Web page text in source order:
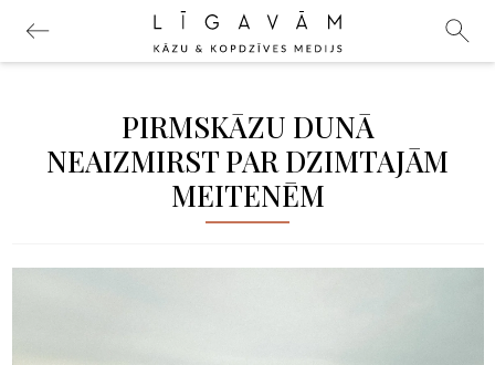
PIRMSKĀZU DUNĀ
NEAIZMIRST PAR DZIMTAJĀM
MEITENĒM